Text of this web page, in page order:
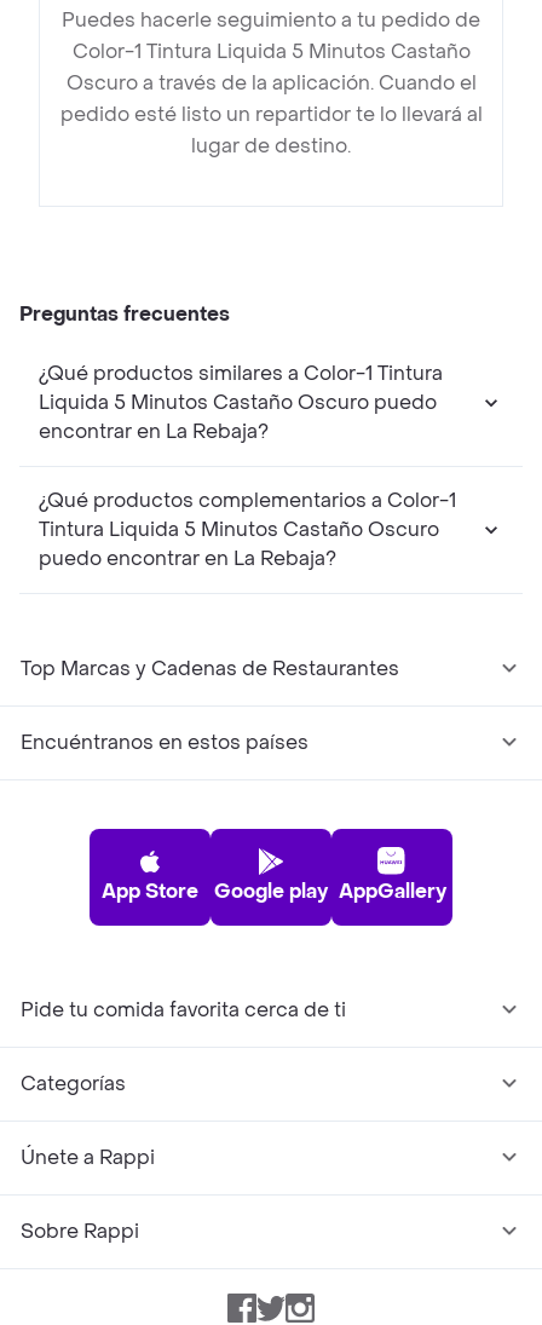
Puedes hacerle seguimiento a tu pedido de
Color-1 Tintura Liquida 5 Minutos Castaño
Oscuro a través de la aplicación. Cuando el
pedido esté listo un repartidor te lo llevará al
lugar de destino.
Preguntas frecuentes
¿Qué productos similares a Color-1 Tintura
Liquida 5 Minutos Castaño Oscuro puedo
encontrar en La Rebaja?
¿Qué productos complementarios a Color-1
Tintura Liquida 5 Minutos Castaño Oscuro
puedo encontrar en La Rebaja?
Top Marcas y Cadenas de Restaurantes
Encuéntranos en estos países
App Store Google play AppGallery
Pide tu comida favorita cerca de ti
Categorías
Únete a Rappi
Sobre Rappi
Facebook
TwitterInstagram